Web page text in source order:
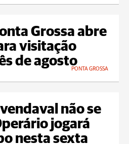
Grossa abre
visitação
de agosto
PONTA GROSSA
não se
jogará
nesta sexta